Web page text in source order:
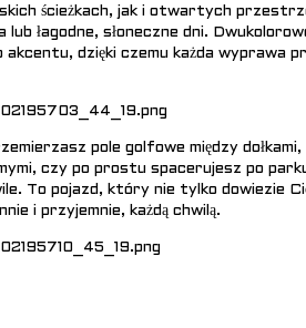
ścieżkach, jak i otwartych
lub łagodne, słoneczne dni.
dzięki czemu każda wyprawa
pole golfowe między
czy po prostu spacerujesz po
To pojazd, który nie tylko dowiezie
i przyjemnie, każdą chwilą.